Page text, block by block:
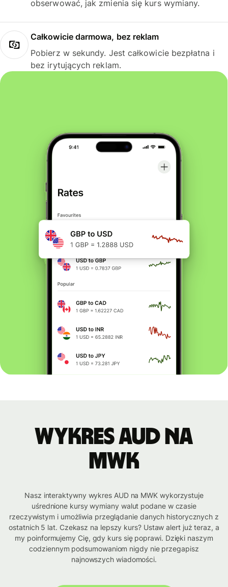
obserwować, jak zmienia się kurs wymiany.
Całkowicie darmowa, bez reklam
Pobierz w sekundy. Jest całkowicie bezpłatna i
bez irytujących reklam.
Wykres AUD na
MWK
Nasz interaktywny wykres AUD na MWK wykorzystuje
uśrednione kursy wymiany walut podane w czasie
rzeczywistym i umożliwia przeglądanie danych historycznych z
ostatnich 5 lat. Czekasz na lepszy kurs? Ustaw alert już teraz, a
my poinformujemy Cię, gdy kurs się poprawi. Dzięki naszym
codziennym podsumowaniom nigdy nie przegapisz
najnowszych wiadomości.